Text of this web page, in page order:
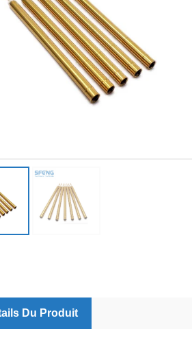
Du Produit